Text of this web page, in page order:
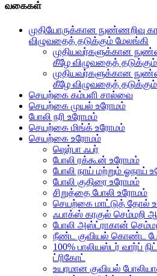
வகைகள்
முதியோருக்கான நுண்ணறிவு
விழுவதைத் தடுக்கும் மேலங்கி
முதியவர்களுக்கான
கீழே விழுவதைத்
முதியவர்களுக்கான
கீழே விழுவதைத்
செயற்கை கம்பளி சால்வை
செயற்கை முயல் உரோமம்
போலி நரி உரோமம்
செயற்கை மிங்க் உரோமம்
செயற்கை உரோமம்
ஷெர்பா ஃபர்
போலி ரக்கூன் உரோமம்
போலி நாய் மற்றும் ஓநாய்
போலி குதிரை உரோமம்
சிறுத்தை போலி உரோமம்
செயற்கை மாட்டுத் தோல்
ஃபாக்ஸ் கரகுல் செம்மறி
போலி அஸ்ட்ராகான்
நீண்ட குவியல் கொண்ட
100% பாலியஸ்டர் வார்ப்
ட்ரிகோட்
உயரமான குவியல்